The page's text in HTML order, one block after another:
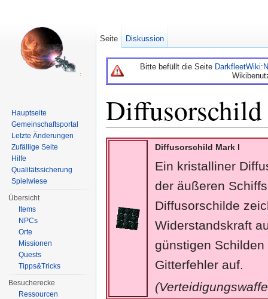
Bitte befüllt die Seite
Diffusorschild Mark I
Ein kristalliner
der äußeren
Diffusorschilde
Widerstandskraft
günstigen
Gitterfehler auf.
Seite Diskussion
Hauptseite
Gemeinschaftsportal
Letzte Änderungen
Zufällige Seite
Hilfe
Qualitätssicherung
Spielwiese
Übersicht
Items
NPCs
Orte
Missionen
Quests
Tipps&Tricks
Besucherecke
Ressourcen